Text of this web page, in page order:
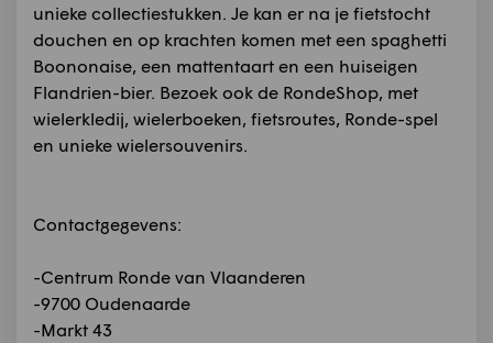
unieke collectiestukken. Je kan er na je fietstocht
douchen en op krachten komen met een spaghetti
Boononaise, een mattentaart en een huiseigen
Flandrien-bier. Bezoek ook de RondeShop, met
wielerkledij, wielerboeken, fietsroutes, Ronde-spel
en unieke wielersouvenirs.
Contactgegevens:
-Centrum Ronde van Vlaanderen
-9700 Oudenaarde
-Markt 43